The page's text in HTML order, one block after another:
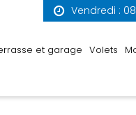
Vendredi :
et garage Volets